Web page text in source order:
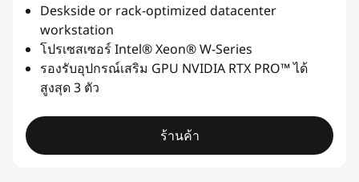
Deskside or rack-optimized datacenter
workstation
โปรเซสเซอร์ Intel® Xeon® W-Series
รองรับอุปกรณ์เสริม GPU NVIDIA RTX PRO™ ได้
สูงสุด 3 ตัว
ร้านค้า